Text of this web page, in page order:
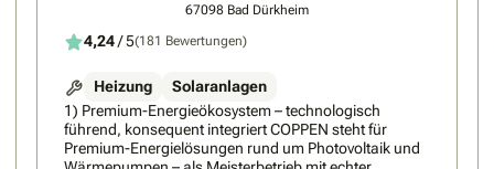
67098 Bad Dürkheim
4,24/ 5(181 Bewertungen)
Heizung
Solaranlagen
1) Premium-Energieökosystem – technologisch
führend, konsequent integriert COPPEN steht für
Premium-Energielösungen rund um Photovoltaik und